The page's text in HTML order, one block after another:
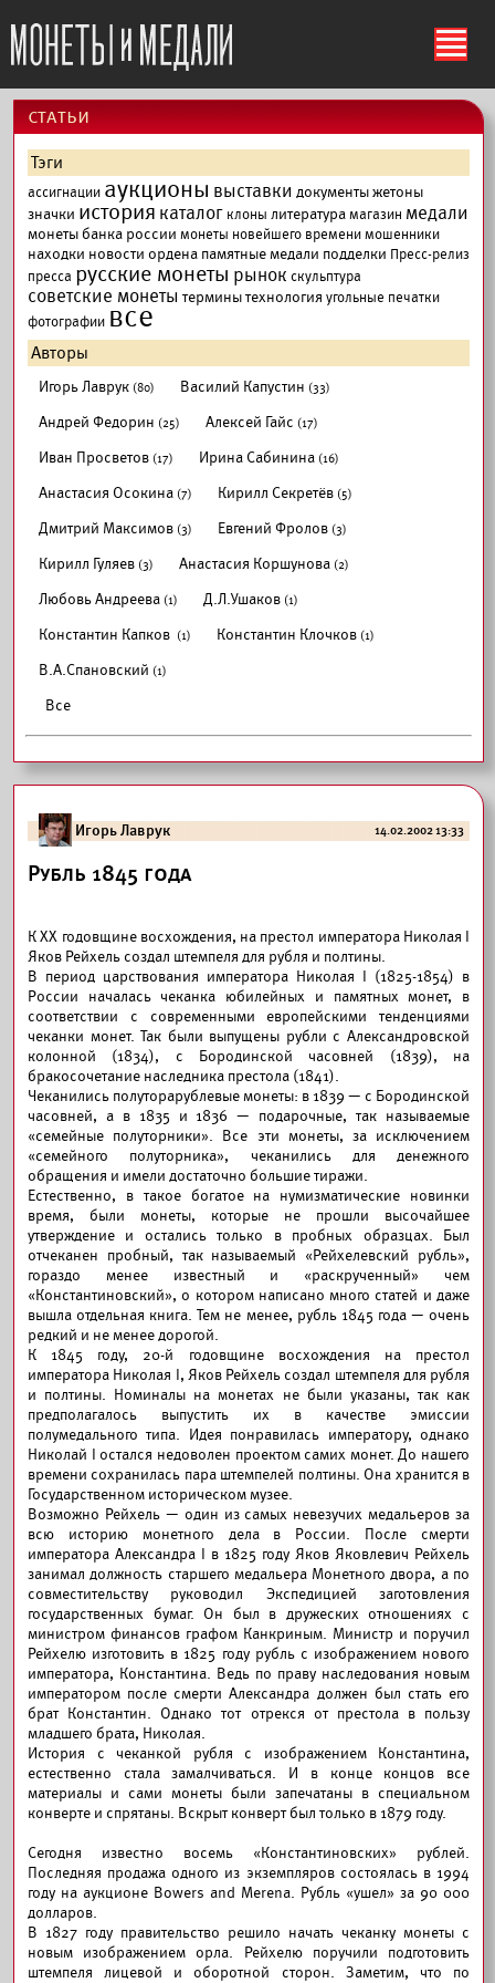
ś
cтатьи
Тэги
ассигнации аукционы выставки документыжетоны
значки история каталог клоны литературамагазин медали
монеты банка россии монеты новейшего временимошенники
находки новости ордена памятные медали подделки Пресс-релиз
пресса русские монеты рынок скульптура
советские монеты терминытехнология угольные печатки
фотографии все
Авторы
Игорь Лаврук (80) Василий Капустин (33)
Андрей Федорин (25) Алексей Гайс (17)
Иван Просветов (17) Ирина Сабинина (16)
Анастасия Осокина (7) Кирилл Секретёв (5)
Дмитрий Максимов (3) Евгений Фролов (3)
Кирилл Гуляев (3) Анастасия Коршунова (2)
Любовь Андреева (1) Д.Л.Ушаков (1)
Константин Капков (1) Константин Клочков (1)
В.А.Спановский (1)
Все
Игорь Лаврук 14.02.2002 13:33
Рубль 1845 года
К XX годовщине восхождения, на престол императора Николая I
Яков Рейхель создал штемпеля для рубля и полтины.
В период царствования императора Николая I (1825-1854) в
России началась чеканка юбилейных и памятных монет, в
соответствии с современными европейскими тенденциями
чеканки монет. Так были выпущены рубли с Александровской
колонной (1834), с Бородинской часовней (1839), на
бракосочетание наследника престола (1841).
Чеканились полуторарублевые монеты: в 1839 — с Бородинской
часовней, а в 1835 и 1836 — подарочные, так называемые
«семейные полуторники». Все эти монеты, за исключением
«семейного полуторника», чеканились для денежного
обращения и имели достаточно большие тиражи.
Естественно, в такое богатое на нумизматические новинки
время, были монеты, которые не прошли высочайшее
утверждение и остались только в пробных образцах. Был
отчеканен пробный, так называемый «Рейхелевский рубль»,
гораздо менее известный и «раскрученный» чем
«Константиновский», о котором написано много статей и даже
вышла отдельная книга. Тем не менее, рубль 1845 года — очень
редкий и не менее дорогой.
К 1845 году, 20-й годовщине восхождения на престол
императора Николая I, Яков Рейхель создал штемпеля для рубля
и полтины. Номиналы на монетах не были указаны, так как
предполагалось выпустить их в качестве эмиссии
полумедального типа. Идея понравилась императору, однако
Николай I остался недоволен проектом самих монет. До нашего
времени сохранилась пара штемпелей полтины. Она хранится в
Государственном историческом музее.
Возможно Рейхель — один из самых невезучих медальеров за
всю историю монетного дела в России. После смерти
императора Александра I в 1825 году Яков Яковлевич Рейхель
занимал должность старшего медальера Монетного двора, а по
совместительству руководил Экспедицией заготовления
государственных бумаг. Он был в дружеских отношениях с
министром финансов графом Канкриным. Министр и поручил
Рейхелю изготовить в 1825 году рубль с изображением нового
императора, Константина. Ведь по праву наследования новым
императором после смерти Александра должен был стать его
брат Константин. Однако тот отрекся от престола в пользу
младшего брата, Николая.
История с чеканкой рубля с изображением Константина,
естественно стала замалчиваться. И в конце концов все
материалы и сами монеты были запечатаны в специальном
конверте и спрятаны. Вскрыт конверт был только в 1879 году.
Сегодня известно восемь «Константиновских» рублей.
Последняя продажа одного из экземпляров состоялась в 1994
году на аукционе Bowers and Merena. Рубль «ушел» за 90 000
долларов.
В 1827 году правительство решило начать чеканку монеты с
новым изображением орла. Рейхелю поручили подготовить
штемпеля лицевой и оборотной сторон. Заметим, что по